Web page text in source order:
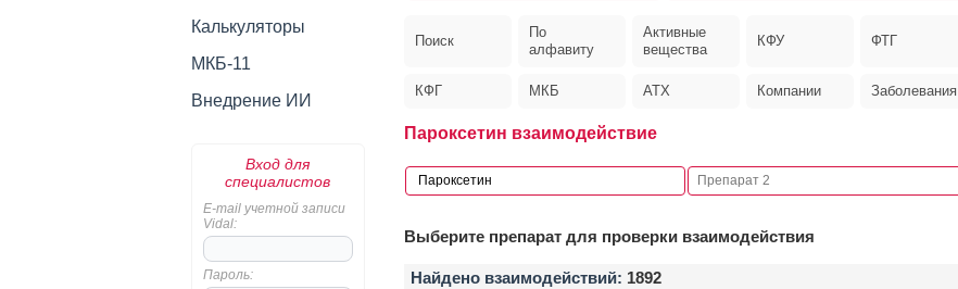
Калькуляторы
МКБ-11
Внедрение ИИ
Вход для
специалистов
E-mail учетной записи
Vidal:
Пароль:
Поиск
По
алфавиту
Активные
вещества
КФУ ФТГ
КФГ МКБ АТХ Компании Заболевания
Пароксетин взаимодействие
Выберите препарат для проверки взаимодействия
Найдено взаимодействий: 1892